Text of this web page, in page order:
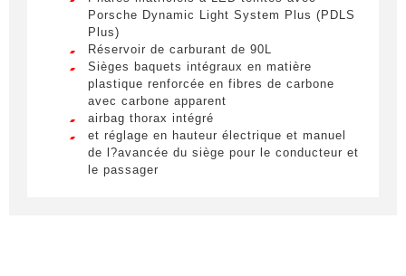
*
Prénom
E-mail *
Lorem ipsum dolor sit amet, consectetur
adipiscing elit. Ut a elit sed nisl pulvinar
egestas a vel nibh. Sed aliquam varius
feugiat. Suspendisse finibus nec nibh eget
ultricies. Mauris et malesuada augue.
Lorem ipsum dolor sit amet, consectetur
adipiscing elit. Ut a elit sed nisl pulvinar
egestas a vel nibh. Sed aliquam varius
Porsche Dynamic Light System Plus (PDLS
Plus)
Réservoir de carburant de 90L
Sièges baquets intégraux en matière
plastique renforcée en fibres de carbone
avec carbone apparent
airbag thorax intégré
et réglage en hauteur électrique et manuel
de l?avancée du siège pour le conducteur et
le passager